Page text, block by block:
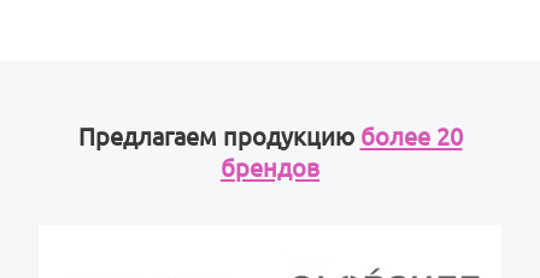
Предлагаем продукцию более 20
брендов